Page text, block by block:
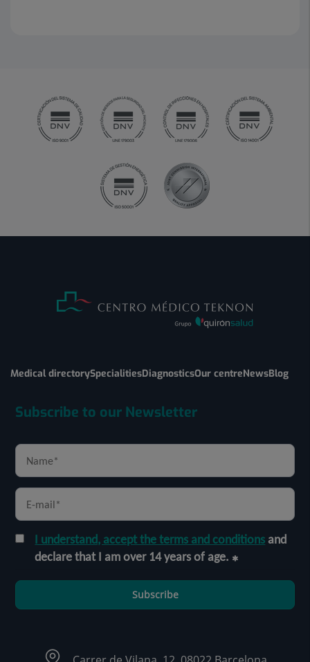
Medical directorySpecialitiesDiagnosticsOur centreNewsBlog
Subscribe to our Newsletter
I understand, accept the terms and conditionsand
declare that I am over 14 years of age.
Subscribe